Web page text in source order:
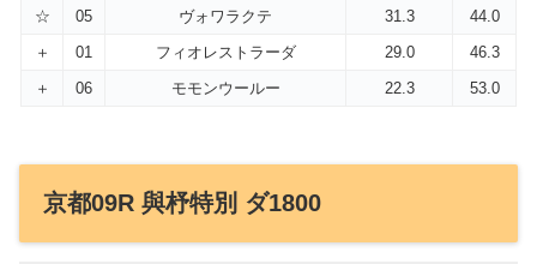
☆
05 ヴォワラクテ 31.3
44.0
＋
01 フィオレストラーダ 29.0
46.3
＋
06 モモンウールー 22.3 53.0
京都09R 與杼特別 ダ1800